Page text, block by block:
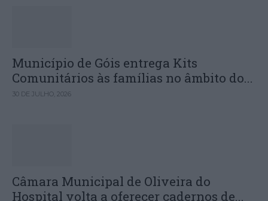
Município de Góis entrega Kits
Comunitários às famílias no âmbito do...
30 DE JULHO, 2026
Câmara Municipal de Oliveira do
Hospital volta a oferecer cadernos de...